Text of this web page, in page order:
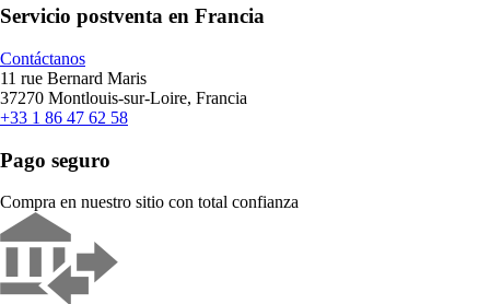
Servicio postventa en Francia
Contáctanos
11 rue Bernard Maris
37270 Montlouis-sur-Loire, Francia
+33 1 86 47 62 58
Pago seguro
Compra en nuestro sitio con total confianza